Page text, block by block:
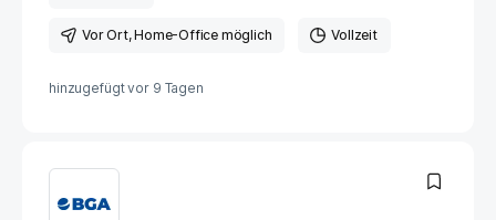
Vor Ort, Home-Office möglich Vollzeit
hinzugefügt vor 9 Tagen